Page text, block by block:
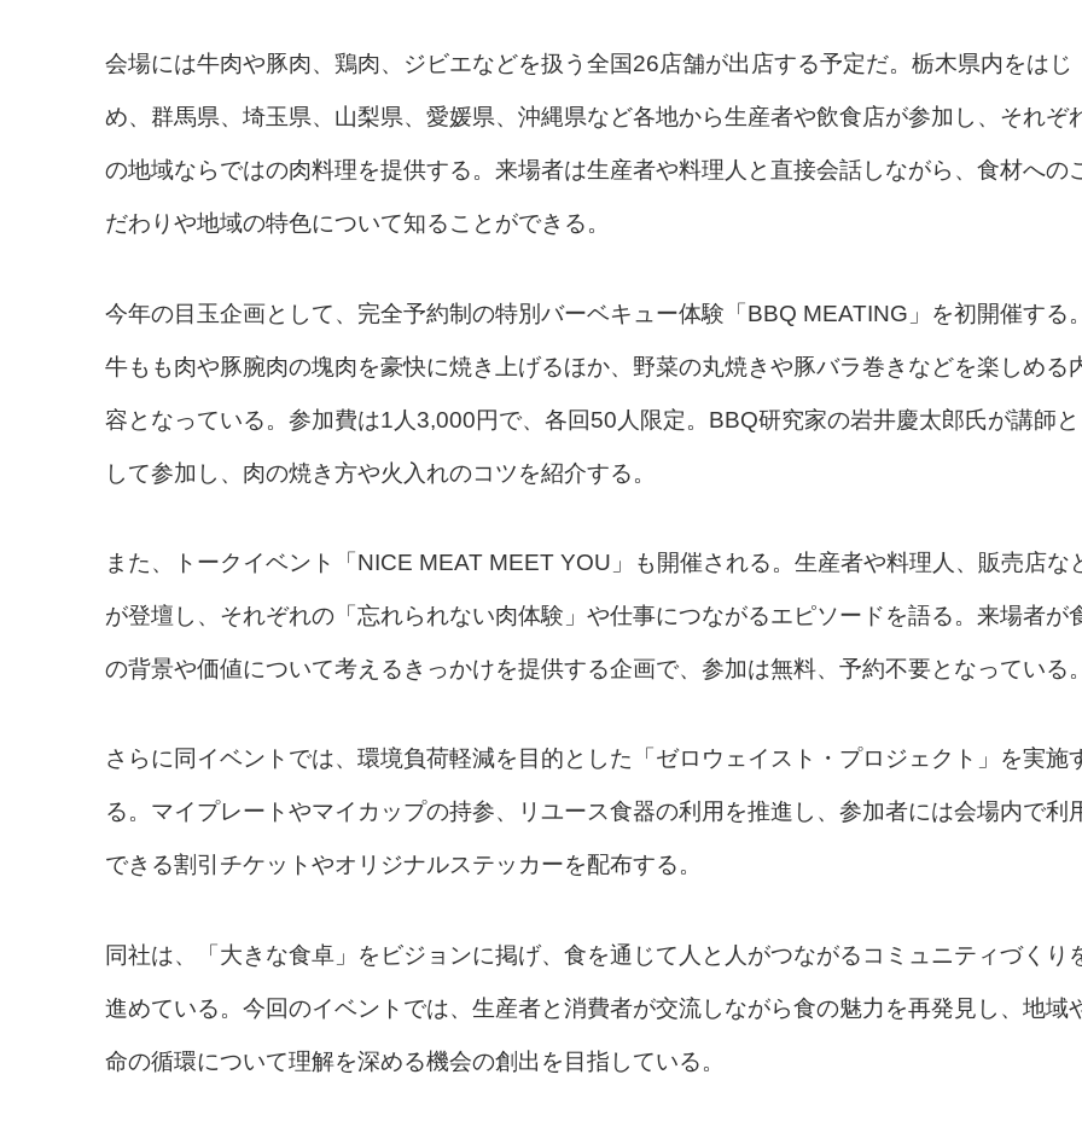
会場には牛肉や豚肉、鶏肉、ジビエなどを扱う全国26店舗が出店する予定だ。栃木県内をはじ
め、群馬県、埼玉県、山梨県、愛媛県、沖縄県など各地から生産者や飲食店が参加し、それぞ
の地域ならではの肉料理を提供する。来場者は生産者や料理人と直接会話しながら、食材への
だわりや地域の特色について知ることができる。
今年の目玉企画として、完全予約制の特別バーベキュー体験「BBQ MEATING」を初開催する
牛もも肉や豚腕肉の塊肉を豪快に焼き上げるほか、野菜の丸焼きや豚バラ巻きなどを楽しめる
容となっている。参加費は1人3,000円で、各回50人限定。BBQ研究家の岩井慶太郎氏が講師と
して参加し、肉の焼き方や火入れのコツを紹介する。
また、トークイベント「NICE MEAT MEET YOU」も開催される。生産者や料理人、販売店な
が登壇し、それぞれの「忘れられない肉体験」や仕事につながるエピソードを語る。来場者が
の背景や価値について考えるきっかけを提供する企画で、参加は無料、予約不要となっている
さらに同イベントでは、環境負荷軽減を目的とした「ゼロウェイスト・プロジェクト」を実施
る。マイプレートやマイカップの持参、リユース食器の利用を推進し、参加者には会場内で利
できる割引チケットやオリジナルステッカーを配布する。
同社は、「大きな食卓」をビジョンに掲げ、食を通じて人と人がつながるコミュニティづくり
進めている。今回のイベントでは、生産者と消費者が交流しながら食の魅力を再発見し、地域
命の循環について理解を深める機会の創出を目指している。